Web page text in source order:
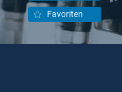
Favoriten